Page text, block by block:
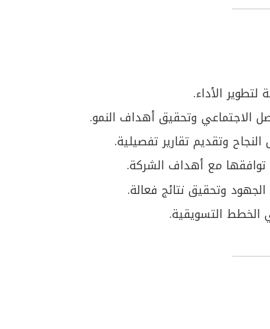
الأداء.
الاجتماعي وتحقيق أهداف النمو.
وتقديم تقارير تفصيلية.
توافقها مع أهداف الشركة.
وتحقيق نتائج فعالة.
الخطط التسويقية.